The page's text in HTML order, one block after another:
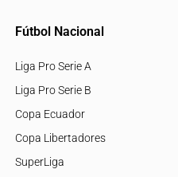
Fútbol Nacional
Liga Pro Serie A
Liga Pro Serie B
Copa Ecuador
Copa Libertadores
SuperLiga